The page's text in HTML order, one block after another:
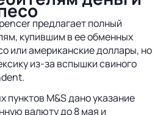
предлагает полный
купившим в ее обменных
или американские доллары, но
из-за вспышки свиного
пунктов M&S дано указание
валюту до 8 мая и